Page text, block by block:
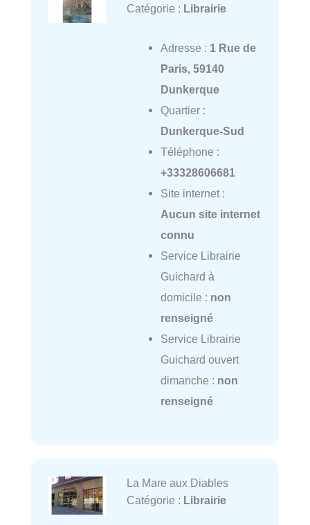
Catégorie : Librairie
Adresse : 1 Rue de
Paris, 59140
Dunkerque
Quartier :
Dunkerque-Sud
Téléphone :
+33328606681
Site internet :
Aucun site internet
connu
Service Librairie
Guichard à
domicile : non
renseigné
Service Librairie
Guichard ouvert
dimanche : non
renseigné
La Mare aux Diables
Catégorie : Librairie